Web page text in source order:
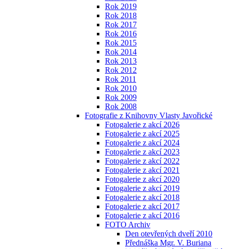
Rok 2019
Rok 2018
Rok 2017
Rok 2016
Rok 2015
Rok 2014
Rok 2013
Rok 2012
Rok 2011
Rok 2010
Rok 2009
Rok 2008
Fotografie z Knihovny Vlasty Javořické
Fotogalerie z akcí 2026
Fotogalerie z akcí 2025
Fotogalerie z akcí 2024
Fotogalerie z akcí 2023
Fotogalerie z akcí 2022
Fotogalerie z akcí 2021
Fotogalerie z akcí 2020
Fotogalerie z akcí 2019
Fotogalerie z akcí 2018
Fotogalerie z akcí 2017
Fotogalerie z akcí 2016
FOTO Archiv
Den otevřených dveří 2010
Přednáška Mgr. V. Buriana